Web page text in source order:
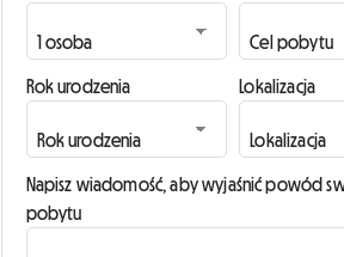
Rok urodzenia Lokalizacja
Napisz wiadomość, aby wyjaśnić powód
pobytu